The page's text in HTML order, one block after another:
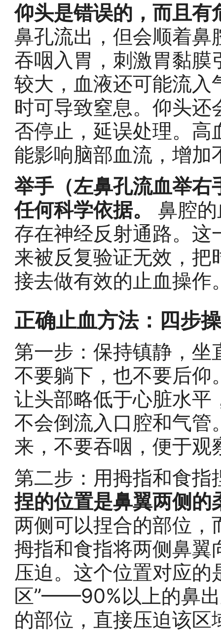
仰头是错误的，而且有
鼻孔流出，但会顺着
吞咽入胃，刺激胃黏
较大，血液还可能流
时可导致窒息。仰头
否停止，延误处理。
能影响脑部血流，增加
举手（左鼻孔流血举
任何科学依据。
鼻腔
存在神经反射通路。
来被反复验证无效，
接去做有效的止血操作
正确止血方法：四步
第一步：保持镇静，坐
不要躺下，也不要后仰
让头部略低于心脏水
不会倒流入口腔和气
来，不要吞咽，便于观
第二步：用拇指和食指
捏的位置是鼻翼两侧的
两侧可以捏合的部位
拇指和食指将两侧鼻翼
压迫。这个位置对应的
区”——90%以上的鼻
的部位，直接压迫该区